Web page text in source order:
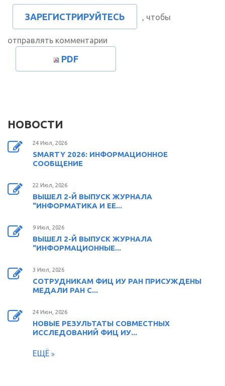
ЗАРЕГИСТРИРУЙТЕСЬ , чтобы
отправлять комментарии
PDF
НОВОСТИ
24 Июл, 2026
SMARTY 2026: ИНФОРМАЦИОННОЕ
СООБЩЕНИЕ
22 Июл, 2026
ВЫШЕЛ 2-Й ВЫПУСК ЖУРНАЛА
"ИНФОРМАТИКА И ЕЕ...
9 Июл, 2026
ВЫШЕЛ 2-Й ВЫПУСК ЖУРНАЛА
"ИНФОРМАЦИОННЫЕ...
3 Июл, 2026
СОТРУДНИКАМ ФИЦ ИУ РАН ПРИСУЖДЕНЫ
МЕДАЛИ РАН С...
24 Июн, 2026
НОВЫЕ РЕЗУЛЬТАТЫ СОВМЕСТНЫХ
ИССЛЕДОВАНИЙ ФИЦ ИУ...
ЕЩЁ